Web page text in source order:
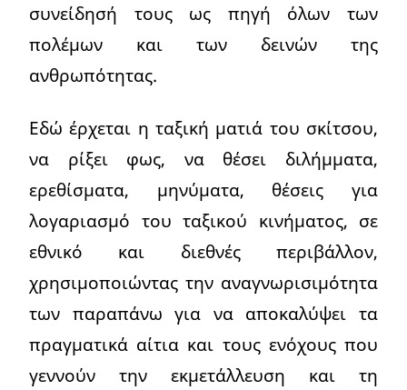
συνείδησή τους ως πηγή όλων των
πολέμων και των δεινών της
ανθρωπότητας.
Εδώ έρχεται η ταξική ματιά του σκίτσου,
να ρίξει φως, να θέσει διλήμματα,
ερεθίσματα, μηνύματα, θέσεις για
λογαριασμό του ταξικού κινήματος, σε
εθνικό και διεθνές περιβάλλον,
χρησιμοποιώντας την αναγνωρισιμότητα
των παραπάνω για να αποκαλύψει τα
πραγματικά αίτια και τους ενόχους που
γεννούν την εκμετάλλευση και τη